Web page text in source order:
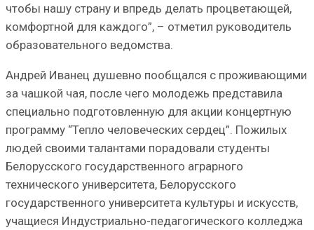
чтобы нашу страну и впредь делать процветающей,
комфортной для каждого”, – отметил руководитель
образовательного ведомства.
Андрей Иванец душевно пообщался с проживающими
за чашкой чая, после чего молодежь представила
специально подготовленную для акции концертную
программу “Тепло человеческих сердец”. Пожилых
людей своими талантами порадовали студенты
Белорусского государственного аграрного
технического университета, Белорусского
государственного университета культуры и искусств,
учащиеся Индустриально-педагогического колледжа